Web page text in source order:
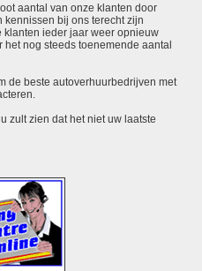
aantal van onze klanten door
bij ons terecht zijn
klanten ieder jaar weer opnieuw
nog steeds toenemende aantal
de beste autoverhuurbedrijven met
zult zien dat het niet uw laatste